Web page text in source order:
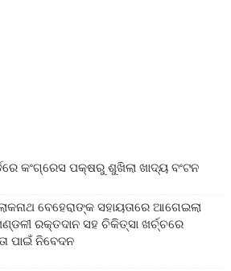
କଂଗ୍ରେସ ପକ୍ଷରୁ ଶୁଖିଲା ଖାଦ୍ୟ ବଂଟନ
ବେହେରାଙ୍କ ସହାୟତାରେ ଆଗେଇଲା
ରକ୍ତଦାନ ସହ ଚିକିତ୍ସା ଖର୍ଚ୍ଚରେ
ପାଇଁ ନିବେଦନ